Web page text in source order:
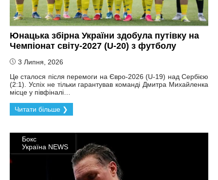
Юнацька збірна України здобула путівку на
Чемпіонат світу-2027 (U-20) з футболу
3 Липня, 2026
Це сталося після перемоги на Євро-2026 (U-19) над Сербією
(2:1). Успіх не тільки гарантував команді Дмитра Михайленка
місце у півфіналі…
Читати більше ❯
Бокс
Україна NEWS